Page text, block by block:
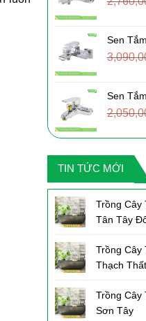
Sen
Sen
TIN TỨC MỚI
Trồng Cây
Tân Tây
Trồng Cây
Thạch Thất
Trồng Cây
Sơn Tây